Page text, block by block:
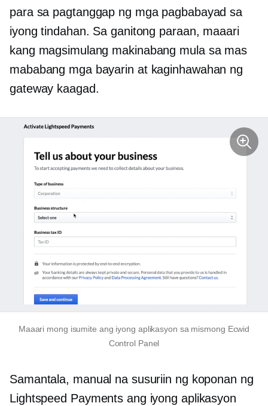
para sa pagtanggap ng mga pagbabayad sa
iyong tindahan. Sa ganitong paraan, maaari
kang magsimulang makinabang mula sa mas
mababang mga bayarin at kaginhawahan ng
gateway kaagad.
Maaari mong isumite ang iyong aplikasyon sa mismong Ecwid
Control Panel
Samantala, manual na susuriin ng koponan ng
Lightspeed Payments ang iyong aplikasyon